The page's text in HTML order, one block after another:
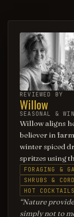
REVIEWED BY
Willow
SEASONAL &
Willow aligns
believer in
winter spiced
spritzes using
FORAGING &
SHRUBS &
HOT COCKTAILS
Nature
simply not to